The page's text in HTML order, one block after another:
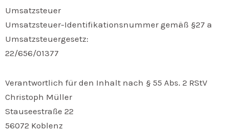
Umsatzsteuer
Umsatzsteuer-Identifikationsnummer gemäß §27 a
Umsatzsteuergesetz:
22/656/01377
Verantwortlich für den Inhalt nach § 55 Abs. 2 RStV
Christoph Müller
Stauseestraße 22
56072 Koblenz